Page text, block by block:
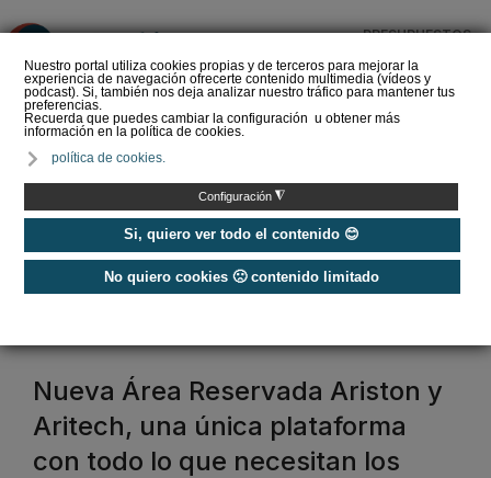
Nuestro portal utiliza cookies propias y de terceros para mejorar la
experiencia de navegación ofrecerte contenido multimedia (vídeos y
podcast). Si, también nos deja analizar nuestro tráfico para mantener tus
preferencias.
Recuerda que puedes cambiar la configuración u obtener más
información en la política de cookies.
política de cookies.
Configuración ◮
Si, quiero ver todo el contenido 😊
No quiero cookies 🙁 contenido limitado
PRESUPUESTOS
del Amperio (Episodio 3)
Etiquetas / ariston
Nueva Área Reservada Ariston y
Aritech, una única plataforma
con todo lo que necesitan los